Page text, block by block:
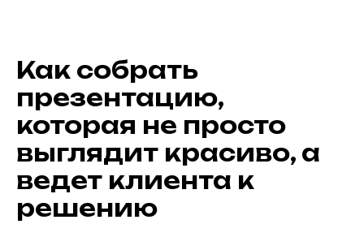
Как собрать
презентацию,
которая не просто
выглядит красиво, а
ведет клиента к
решению